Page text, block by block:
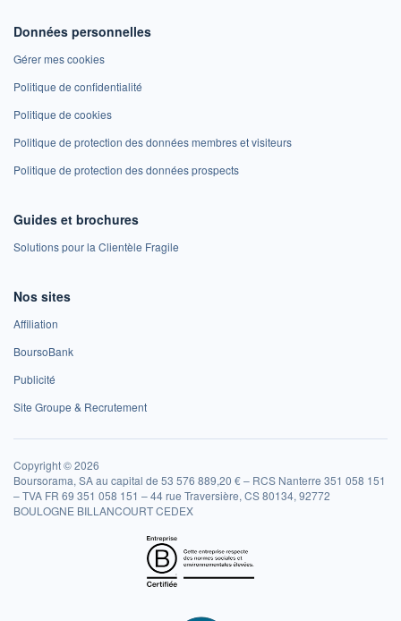
Données personnelles
Gérer mes cookies
Politique de confidentialité
Politique de cookies
Politique de protection des données membres et visiteurs
Politique de protection des données prospects
Guides et brochures
Solutions pour la Clientèle Fragile
Nos sites
Affiliation
BoursoBank
Publicité
Site Groupe & Recrutement
Copyright © 2026
Boursorama, SA au capital de 53 576 889,20 € – RCS Nanterre 351 058 151
– TVA FR 69 351 058 151 – 44 rue Traversière, CS 80134, 92772
BOULOGNE BILLANCOURT CEDEX